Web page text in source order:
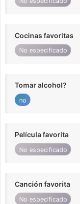
Cocinas favoritas
No especificado
Tomar alcohol?
no
Película favorita
No especificado
Canción favorita
No especificado